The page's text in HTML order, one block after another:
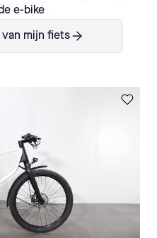
e-bike
van mijn fiets